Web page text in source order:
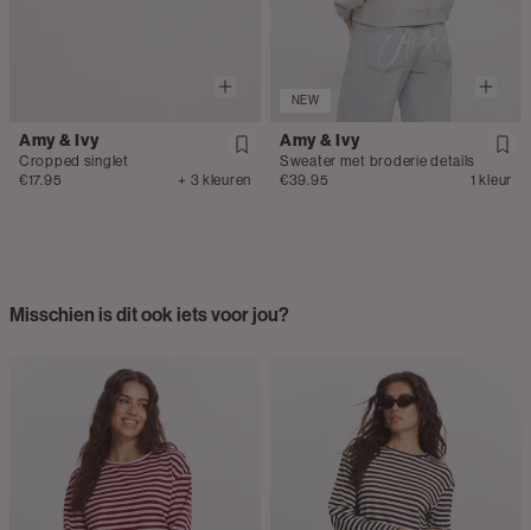
Amy & Ivy
Cropped singlet
€17.95
+ 3 kleuren
NEW
Amy & Ivy
Sweater met broderie details
€39.95
1 kleur
Misschien is dit ook iets voor jou?